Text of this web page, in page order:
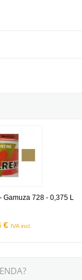
Gamuza 728 - 0,375 L
€ IVA incl.